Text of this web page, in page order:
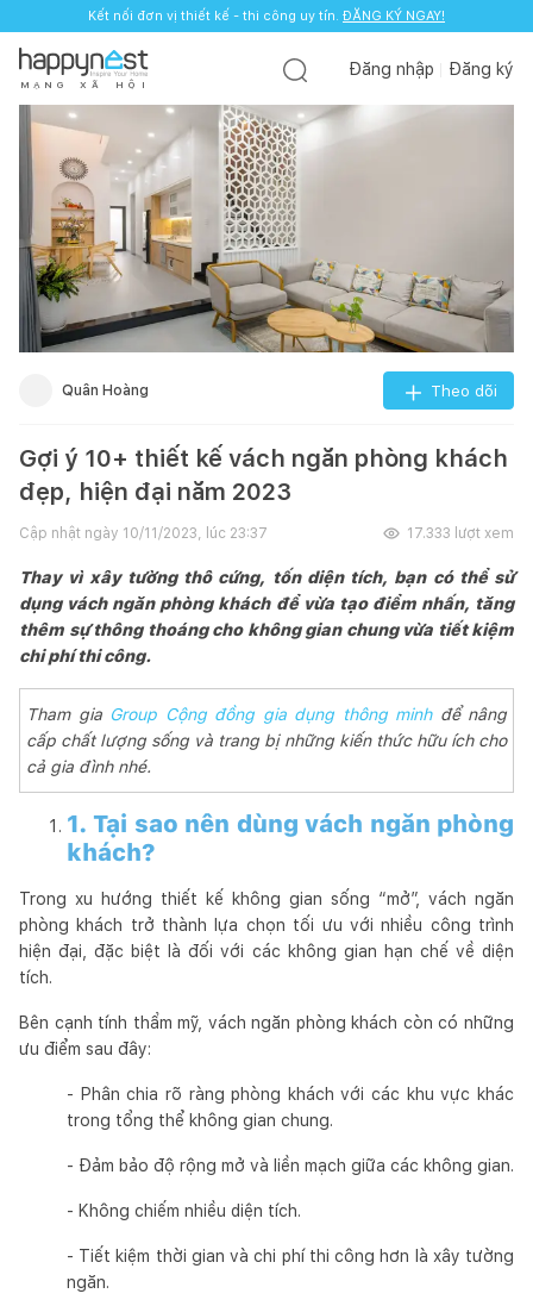
Kết nối đơn vị thiết kế - thi công uy tín. ĐĂNG KÝ NGAY!
M Ạ N G X Ã H Ộ I
Đăng nhập Đăng ký
Quân Hoàng Theo dõi
Gợi ý 10+ thiết kế vách ngăn phòng khách
đẹp, hiện đại năm 2023
Cập nhật ngày 10/11/2023, lúc 23:37 17.333 lượt xem
Thay vì xây tường thô cứng, tốn diện tích, bạn có thể sử
dụng vách ngăn phòng khách để vừa tạo điểm nhấn, tăng
thêm sự thông thoáng cho không gian chung vừa tiết kiệm
chi phí thi công.
Tham gia Group Cộng đồng gia dụng thông minhđể nâng
cấp chất lượng sống và trang bị những kiến thức hữu ích cho
cả gia đình nhé.
1. Tại sao nên dùng vách ngăn phòng
khách?
Trong xu hướng thiết kế không gian sống “mở”, vách ngăn
phòng khách trở thành lựa chọn tối ưu với nhiều công trình
hiện đại, đặc biệt là đối với các không gian hạn chế về diện
tích.
Bên cạnh tính thẩm mỹ, vách ngăn phòng khách còn có những
ưu điểm sau đây:
- Phân chia rõ ràng phòng khách với các khu vực khác
trong tổng thể không gian chung.
- Đảm bảo độ rộng mở và liền mạch giữa các không gian.
- Không chiếm nhiều diện tích.
- Tiết kiệm thời gian và chi phí thi công hơn là xây tường
ngăn.